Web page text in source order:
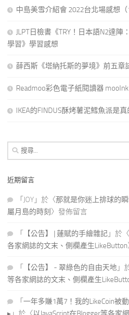
中島美雪介紹會 2022台北場感想（
JLPT日檢書《TRY！日本語N2達
學習》學習感想
薛西斯《塔納托斯的夢境》前五章
Readmoo彩色電子紙閱讀器
IKEA的FINDUS酥烤薯泥鱈魚派是
搜
尋
鍵
近期留言
「 JOY 」於〈那就是你迷上排球的
屬月島的時刻 〉發佈留言
「 【公告】 | 蓮賦的手繪雜記 」於〈
各家網誌的文末、側欄產生LikeButton
「 【公告】 - 翠綠色的自由天地 」
等各家網誌的文末、側欄產生
「 一年多賺1萬7！我的LikeCoin被